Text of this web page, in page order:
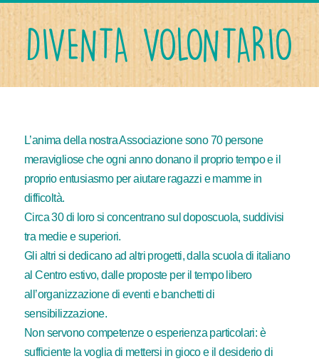
DIVENTA VOLONTARIO
L’anima della nostra Associazione sono 70 persone
meravigliose che ogni anno donano il proprio tempo e il
proprio entusiasmo per aiutare ragazzi e mamme in
difficoltà.
Circa 30 di loro si concentrano sul doposcuola, suddivisi
tra medie e superiori.
Gli altri si dedicano ad altri progetti, dalla scuola di italiano
al Centro estivo, dalle proposte per il tempo libero
all’organizzazione di eventi e banchetti di
sensibilizzazione.
Non servono competenze o esperienza particolari: è
sufficiente la voglia di mettersi in gioco e il desiderio di